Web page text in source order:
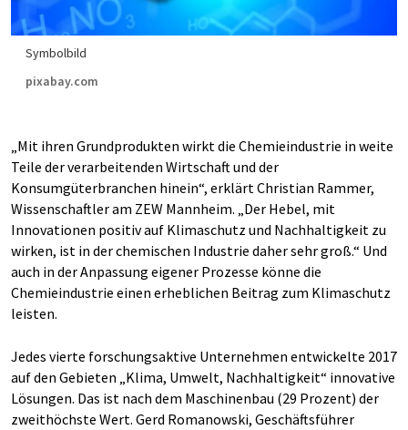
Symbolbild
pixabay.com
„Mit ihren Grundprodukten wirkt die Chemieindustrie in weite
Teile der verarbeitenden Wirtschaft und der
Konsumgüterbranchen hinein“, erklärt Christian Rammer,
Wissenschaftler am ZEW Mannheim. „Der Hebel, mit
Innovationen positiv auf Klimaschutz und Nachhaltigkeit zu
wirken, ist in der chemischen Industrie daher sehr groß.“ Und
auch in der Anpassung eigener Prozesse könne die
Chemieindustrie einen erheblichen Beitrag zum Klimaschutz
leisten.
Jedes vierte forschungsaktive Unternehmen entwickelte 2017
auf den Gebieten „Klima, Umwelt, Nachhaltigkeit“ innovative
Lösungen. Das ist nach dem Maschinenbau (29 Prozent) der
zweithöchste Wert. Gerd Romanowski, Geschäftsführer